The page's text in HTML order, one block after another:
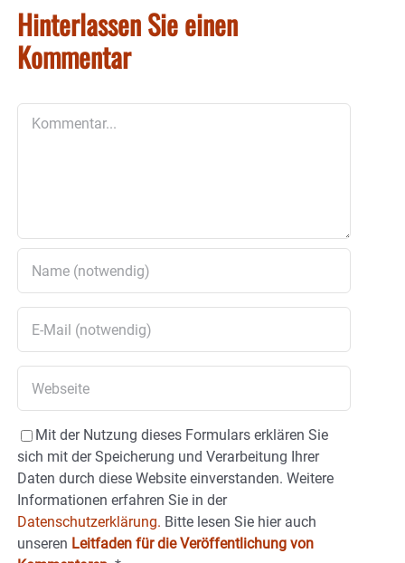
Hinterlassen Sie einen
Kommentar
Mit der Nutzung dieses Formulars erklären Sie
sich mit der Speicherung und Verarbeitung Ihrer
Daten durch diese Website einverstanden. Weitere
Informationen erfahren Sie in der
Datenschutzerklärung. Bitte lesen Sie hier auch
unseren Leitfaden für die Veröffentlichung von